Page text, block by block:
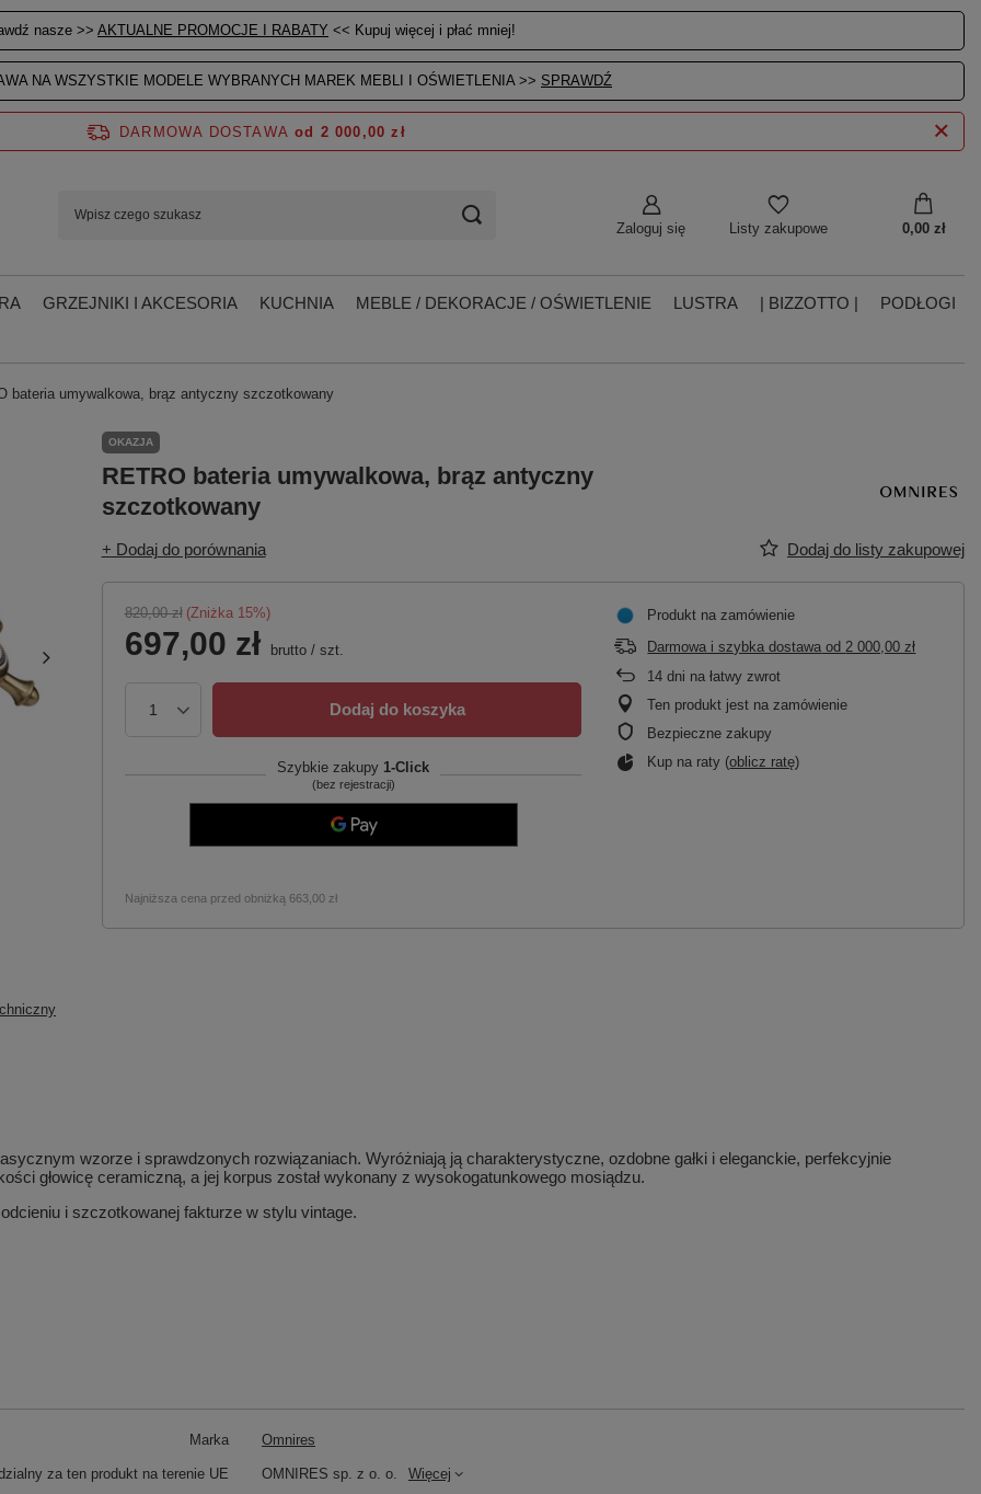
nasze >> AKTUALNE PROMOCJE I RABATY << Kupuj więcej i płać mniej!
NA WSZYSTKIE MODELE WYBRANYCH MAREK MEBLI I OŚWIETLENIA >> SPRAWDŹ
Zaloguj się Listy zakupowe 0,00 zł
DARMOWA DOSTAWA od 2 000,00 zł
GRZEJNIKI I AKCESORIA KUCHNIA MEBLE / DEKORACJE / OŚWIETLENIE LUSTRA | BIZZOTTO |
PODŁOGI
bateria umywalkowa, brąz antyczny szczotkowany
OKAZJA
RETRO bateria umywalkowa, brąz antyczny
szczotkowany
+ Dodaj do porównania Dodaj do listy zakupowej
820,00 zł (Zniżka 15%)
697,00 zł brutto/ szt.
Dodaj do koszyka
Szybkie zakupy 1-Click
(bez rejestracji)
Produkt na zamówienie
Darmowa i szybka dostawa od 2 000,00 zł
14 dni na łatwy zwrot
Ten produkt jest na zamówienie
Bezpieczne zakupy
Kup na raty (oblicz ratę)
Najniższa cena przed obniżką 663,00 zł
wzorze i sprawdzonych rozwiązaniach. Wyróżniają ją charakterystyczne, ozdobne gałki i eleganckie, perfekcyjnie
głowicę ceramiczną, a jej korpus został wykonany z wysokogatunkowego mosiądzu.
i szczotkowanej fakturze w stylu vintage.
Marka Omnires
za ten produkt na terenie UE OMNIRES sp. z o. o. Więcej